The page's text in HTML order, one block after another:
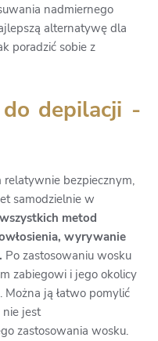
nadmiernego
alternatywę dla
poradzić sobie z
depilacji -
relatywnie bezpiecznym,
samodzielnie w
metod
wyrywanie
Po zastosowaniu wosku
zabiegowi i jego okolicy
Można ją łatwo pomylić
nie jest
zastosowania wosku.